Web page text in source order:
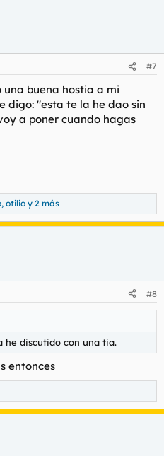
#7
una buena hostia a mi
digo: "esta te la he dao sin
a poner cuando hagas
, otilio y 2 más
#8
he discutido con una tia.
entonces